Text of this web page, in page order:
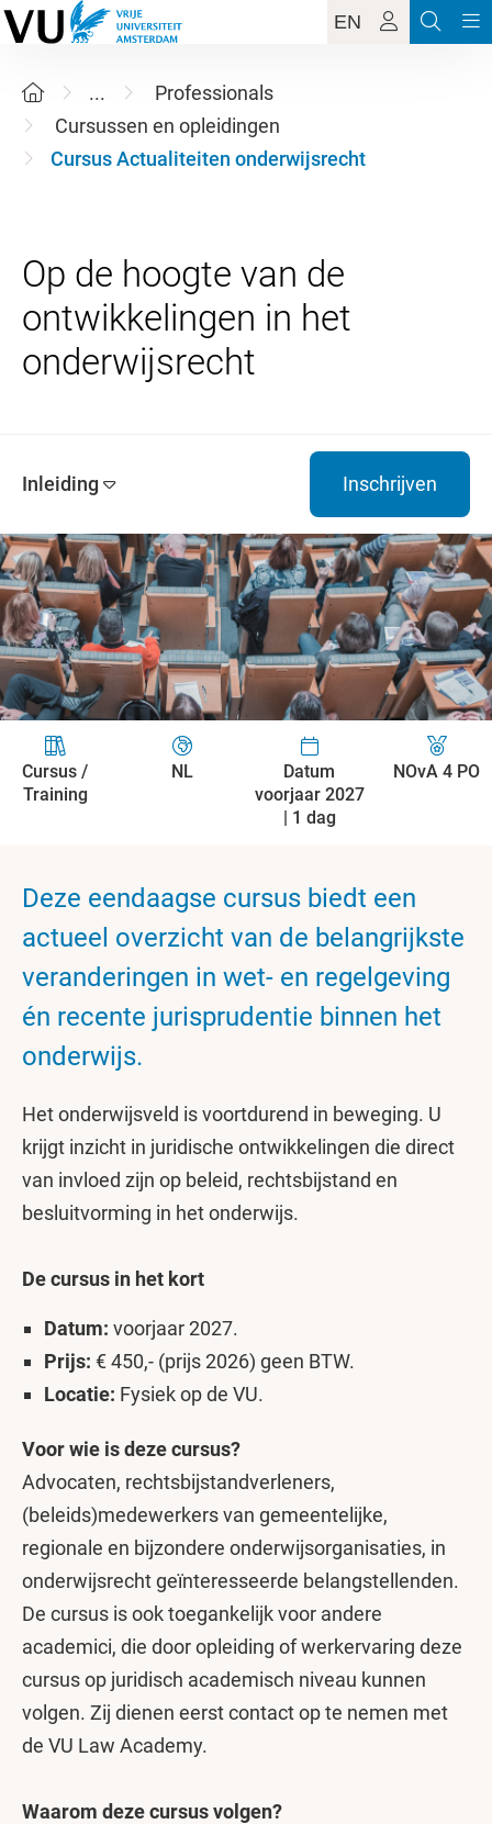
EN
...
Professionals
Cursussen en opleidingen
Cursus Actualiteiten onderwijsrecht
Op de hoogte van de
ontwikkelingen in het
Inleiding Inschrijven
Cursus /
Training
NL
Datum
voorjaar 2027
| 1 dag
NOvA 4 PO
Deze eendaagse cursus biedt een
actueel overzicht van de belangrijkste
veranderingen in wet- en regelgeving
én recente jurisprudentie binnen het
onderwijs.
Het onderwijsveld is voortdurend in beweging. U
krijgt inzicht in juridische ontwikkelingen die direct
van invloed zijn op beleid, rechtsbijstand en
besluitvorming in het onderwijs.
De cursus in het kort
Datum: voorjaar 2027.
Prijs: € 450,- (prijs 2026) geen BTW.
Locatie: Fysiek op de VU.
Voor wie is deze cursus?
Advocaten, rechtsbijstandverleners,
(beleids)medewerkers van gemeentelijke,
regionale en bijzondere onderwijsorganisaties, in
onderwijsrecht geïnteresseerde belangstellenden.
De cursus is ook toegankelijk voor andere
academici, die door opleiding of werkervaring deze
cursus op juridisch academisch niveau kunnen
volgen. Zij dienen eerst contact op te nemen met
de VU Law Academy.
Waarom deze cursus volgen?